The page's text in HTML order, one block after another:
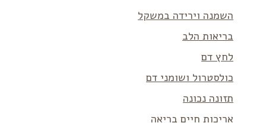
השמנה וירידה במשקל
בריאות הלב
לחץ דם
כולסטרול ושומני דם
תזונה נכונה
אריכות חיים בריאה